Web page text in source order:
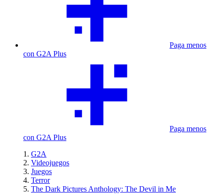
Paga menos
con G2A Plus
Paga menos
con G2A Plus
G2A
Videojuegos
Juegos
Terror
The Dark Pictures Anthology: The Devil in Me